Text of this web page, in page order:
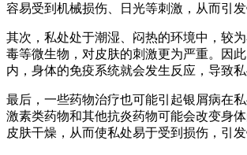
容易受到机械损伤、日光等刺激，从而引发
其次，私处处于潮湿、闷热的环境中，较
毒等微生物，对皮肤的刺激更为严重。因
内，身体的免疫系统就会发生反应，导致私
最后，一些药物治疗也可能引起银屑病在私
激素类药物和其他抗炎药物可能会改变身
皮肤干燥，从而使私处易于受到损伤，引发